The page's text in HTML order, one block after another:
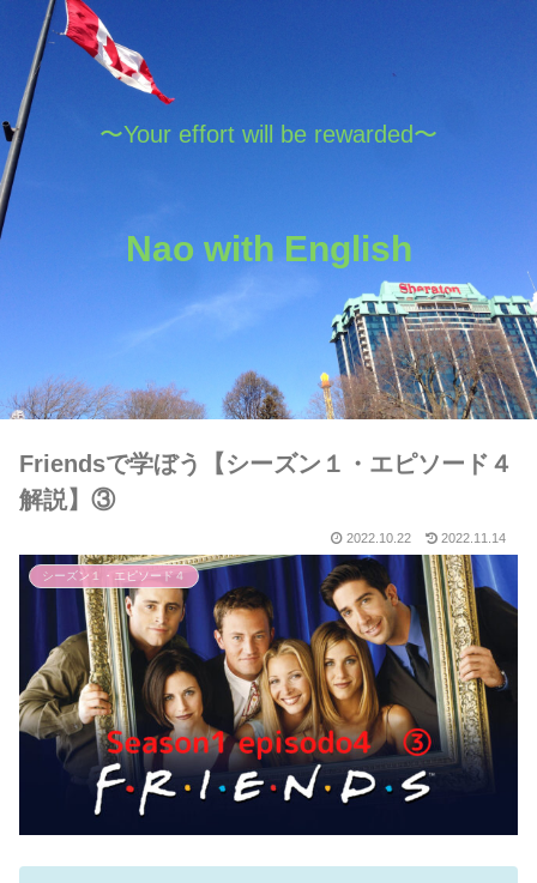
〜Your effort will be rewarded〜
Nao with English
Friendsで学ぼう【シーズン１・エピソード４
解説】③
2022.10.22 2022.11.14
シーズン１・エピソード４